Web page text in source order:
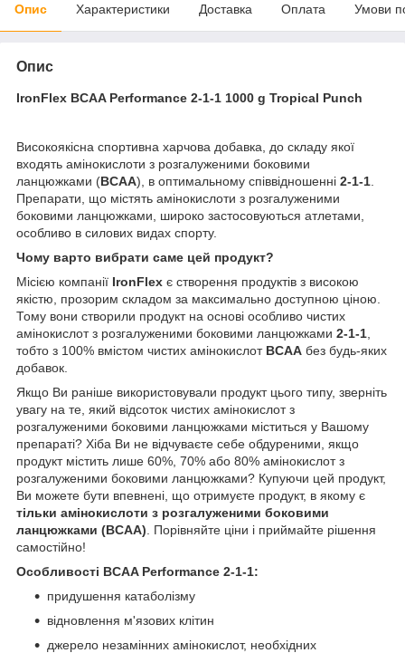
Опис Характеристики Доставка Оплата Умови
Опис
IronFlex BCAA Performance 2-1-1 1000 g Tropical Punch
Високоякісна спортивна харчова добавка, до складу якої
входять амінокислоти з розгалуженими боковими
ланцюжками (BCAA), в оптимальному співвідношенні 2-1-1
Препарати, що містять амінокислоти з розгалуженими
боковими ланцюжками, широко застосовуються атлетами,
особливо в силових видах спорту.
Чому варто вибрати саме цей продукт?
Місією компанії IronFlex є створення продуктів з високою
якістю, прозорим складом за максимально доступною ціною.
Тому вони створили продукт на основі особливо чистих
амінокислот з розгалуженими боковими ланцюжками 2-1-1
тобто з 100% вмістом чистих амінокислот BCAA без будь-яких
добавок.
Якщо Ви раніше використовували продукт цього типу, зверніть
увагу на те, який відсоток чистих амінокислот з
розгалуженими боковими ланцюжками міститься у Вашому
препараті? Хіба Ви не відчуваєте себе обдуреними, якщо
продукт містить лише 60%, 70% або 80% амінокислот з
розгалуженими боковими ланцюжками? Купуючи цей продукт,
Ви можете бути впевнені, що отримуєте продукт, в якому є
тільки амінокислоти з розгалуженими боковими
ланцюжками (BCAA) . Порівняйте ціни і приймайте рішення
самостійно!
Особливості BCAA Performance 2-1-1:
придушення катаболізму
відновлення м'язових клітин
джерело незамінних амінокислот, необхідних